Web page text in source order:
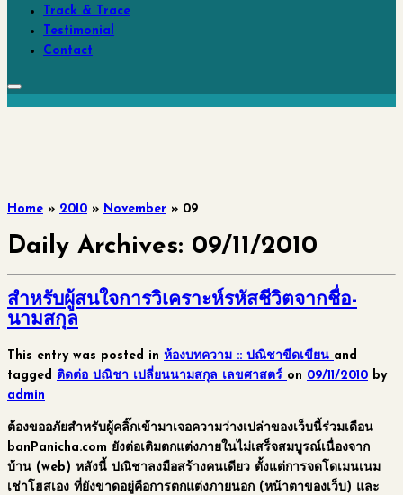
Track & Trace
Testimonial
Contact
Home » 2010 » November » 09
Daily Archives: 09/11/2010
สำหรับผู้สนใจการวิเคราะห์รหัสชีวิตจากชื่อ-
นามสกุล
This entry was posted in ห้องบทความ :: ปณิชาขีดเขียน and
tagged ติดต่อ ปณิชา เปลี่ยนนามสกุล เลขศาสตร์ on 09/11/2010 by
admin
ต้องขออภัยสำหรับผู้คลิ๊กเข้ามาเจอความว่างเปล่าของเว็บนี้ร่วมเดือน
banPanicha.com ยังต่อเติมตกแต่งภายในไม่เสร็จสมบูรณ์เนื่องจาก
บ้าน (web) หลังนี้ ปณิชาลงมือสร้างคนเดียว ตั้งแต่การจดโดเมนเนม
เช่าโฮสเอง ที่ยังขาดอยู่คือการตกแต่งภายนอก (หน้าตาของเว็บ) และ